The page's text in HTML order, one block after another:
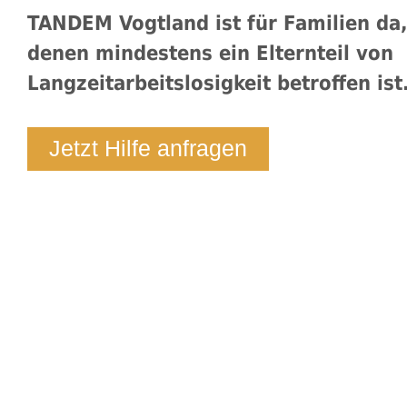
TANDEM Vogtland ist für Familien
denen mindestens ein Elternteil von
Langzeitarbeitslosigkeit betroffen
Jetzt Hilfe anfragen